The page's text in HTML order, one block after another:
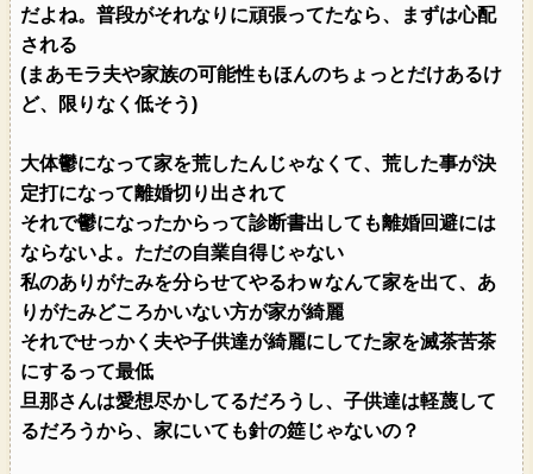
だよね。普段がそれなりに頑張ってたなら、まずは心配
される
(まあモラ夫や家族の可能性もほんのちょっとだけあるけ
ど、限りなく低そう)
大体鬱になって家を荒したんじゃなくて、荒した事が決
定打になって離婚切り出されて
それで鬱になったからって診断書出しても離婚回避には
ならないよ。ただの自業自得じゃない
私のありがたみを分らせてやるわｗなんて家を出て、あ
りがたみどころかいない方が家が綺麗
それでせっかく夫や子供達が綺麗にしてた家を滅茶苦茶
にするって最低
旦那さんは愛想尽かしてるだろうし、子供達は軽蔑して
るだろうから、家にいても針の筵じゃないの？